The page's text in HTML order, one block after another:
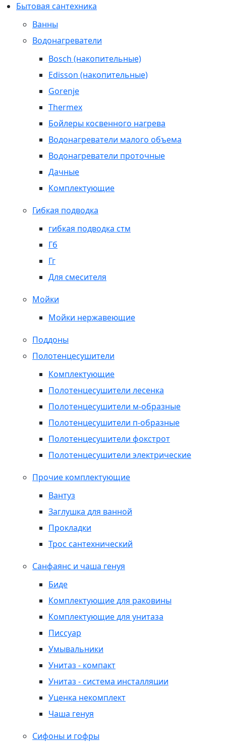
Бытовая сантехника
Ванны
Водонагреватели
Bosch (накопительные)
Edisson (накопительные)
Gorenje
Thermex
Бойлеры косвенного нагрева
Водонагреватели малого объема
Водонагреватели проточные
Дачные
Комплектующие
Гибкая подводка
гибкая подводка стм
Гб
Гг
Для смесителя
Мойки
Мойки нержавеющие
Поддоны
Полотенцесушители
Комплектующие
Полотенцесушители лесенка
Полотенцесушители м-образные
Полотенцесушители п-образные
Полотенцесушители фокстрот
Полотенцесушители электрические
Прочие комплектующие
Вантуз
Заглушка для ванной
Прокладки
Трос сантехнический
Санфаянс и чаша генуя
Биде
Комплектующие для раковины
Комплектующие для унитаза
Писсуар
Умывальники
Унитаз - компакт
Унитаз - система инсталляции
Уценка некомплект
Чаша генуя
Сифоны и гофры